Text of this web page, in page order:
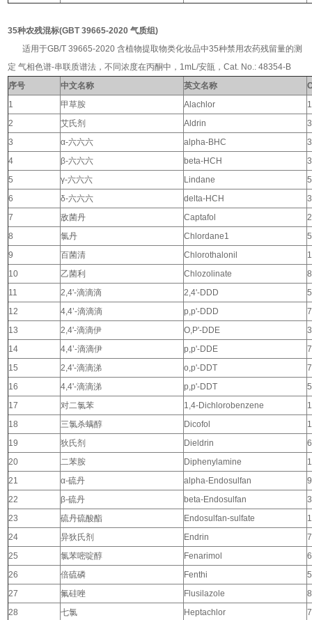
35种农残混标(GBT 39665-2020 气质组)
适用于GB/T 39665-2020 含植物提取物类化妆品中35种禁用农药残留量的测
定 气相色谱-串联质谱法，不同浓度在丙酮中，1mL/安瓿，Cat. No.: 48354-B
序号
中文名称 英文名称
1
甲草胺 Alachlor
2
艾氏剂 Aldrin
3
α-六六六 alpha-BHC
4
β-六六六 beta-HCH
5
γ-六六六 Lindane
6
δ-六六六 delta-HCH
7
敌菌丹 Captafol
8
氯丹 Chlordane1
9
百菌清 Chlorothalonil
10
乙菌利 Chlozolinate
11
2,4'-滴滴滴 2,4'-DDD
12
4,4’-滴滴滴 p,p'-DDD
13
2,4'-滴滴伊 O,P'-DDE
14
4,4’-滴滴伊 p,p'-DDE
15
2,4'-滴滴涕 o,p'-DDT
16
4,4'-滴滴涕 p,p'-DDT
17
对二氯苯 1,4-Dichlorobenzene
18
三氯杀螨醇 Dicofol
19
狄氏剂 Dieldrin
20
二苯胺 Diphenylamine
21
α-硫丹 alpha-Endosulfan
22
β-硫丹 beta-Endosulfan
23
硫丹硫酸酯 Endosulfan-sulfate
24
异狄氏剂 Endrin
25
氯苯嘧啶醇 Fenarimol
26
倍硫磷 Fenthi
27
氟硅唑 Flusilazole
28
七氯 Heptachlor